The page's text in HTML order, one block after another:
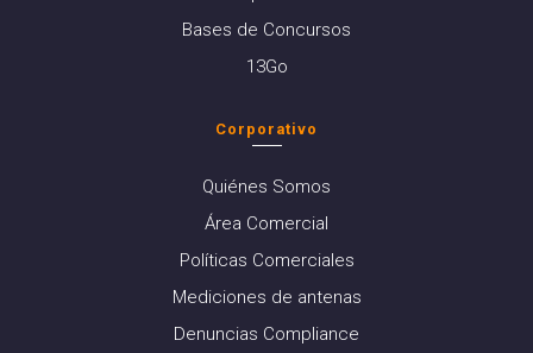
Bases de Concursos
13Go
Corporativo
Quiénes Somos
Área Comercial
Políticas Comerciales
Mediciones de antenas
Denuncias Compliance